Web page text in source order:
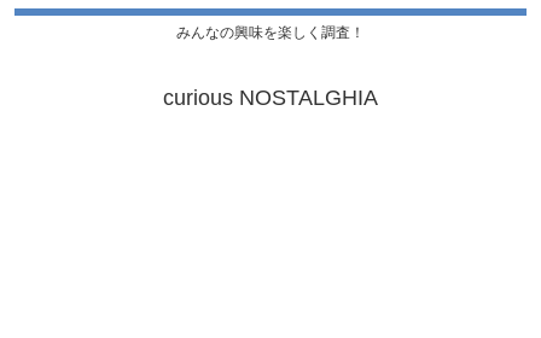
みんなの興味を楽しく調査！
curious NOSTALGHIA